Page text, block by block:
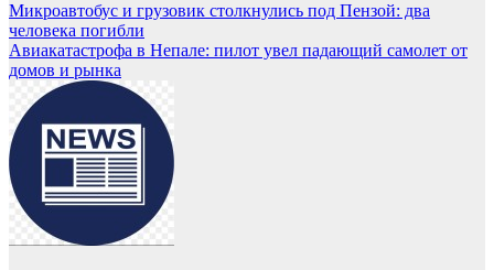
Микроавтобус и грузовик столкнулись под Пензой: два
человека погибли
Авиакатастрофа в Непале: пилот увел падающий самолет от
домов и рынка